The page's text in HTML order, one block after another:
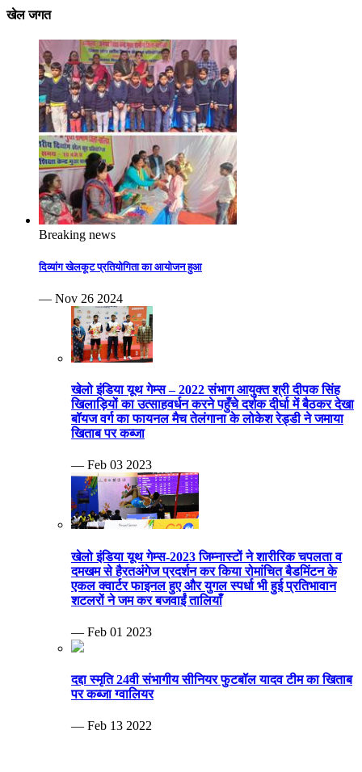
खेल जगत
Breaking news
दिव्यांग खेलकूट प्रतियोगिता का आयोजन हुआ
— Nov 26 2024
खेलो इंडिया यूथ गेम्स – 2022 संभाग आयुक्त श्री दीपक सिंह
खिलाड़ियों का उत्साहवर्धन करने पहुँचे दर्शक दीर्घा में बैठकर देखा
बॉयज वर्ग का फायनल मैच तेलंगाना के लोकेश रेड्डी ने जमाया
खिताब पर कब्जा
— Feb 03 2023
खेलो इंडिया यूथ गेम्स-2023 जिम्नास्टों ने शारीरिक चपलता व
दमखम से हैरतअंगेज प्रदर्शन कर किया रोमांचित बैडमिंटन के
एकल क्वार्टर फाइनल हुए और युगल स्पर्धा भी हुई प्रतिभावान
शटलरों ने जम कर बजवाईं तालियाँ
— Feb 01 2023
दद्दा स्मृति 24वी संभागीय सीनियर फुटबॉल यादव टीम का खिताब
पर कब्जा ग्वालियर
— Feb 13 2022